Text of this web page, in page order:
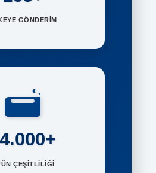
GÖNDERİM
ÇEŞİTLİLİĞİ